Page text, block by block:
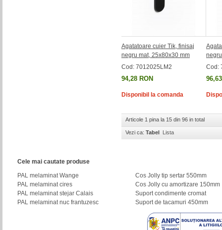
Agatatoare cuier Tik, finisaj
negru mat, 25x80x30 mm
Cod: 7012025LM2
94,28 RON
Disponibil la comanda
Cod:
Articole 1 pina la 15 din 96 in total
Vezi ca: Tabel Lista
Cele mai cautate produse
PAL melaminat Wange
Cos Jolly tip sertar 550mm
PAL melaminat cires
Cos Jolly cu amortizare 150mm
PAL melaminat stejar Calais
Suport condimente cromat
PAL melaminat nuc frantuzesc
Suport de tacamuri 450mm